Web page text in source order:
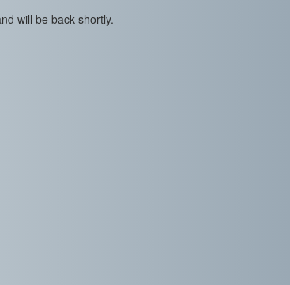
will be back shortly.